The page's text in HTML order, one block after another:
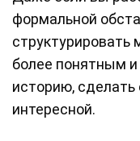
формальной
структурировать
более понятным
историю, сделать
интересной.